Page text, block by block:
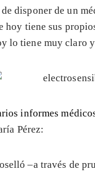
disponer de un
hoy tiene sus
lo tiene muy claro
informes
Pérez:
–a través de